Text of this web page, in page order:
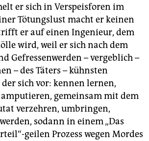
er sich in Verspeisforen im
Tötungslust macht er keinen
er auf einen Ingenieur, dem
wird, weil er sich nach dem
Gefressenwerden – vergeblich –
– des Täters – kühnsten
sich vor: kennen lernen,
gemeinsam mit dem
verzehren, umbringen,
sodann in einem „Das
geilen Prozess wegen Mordes